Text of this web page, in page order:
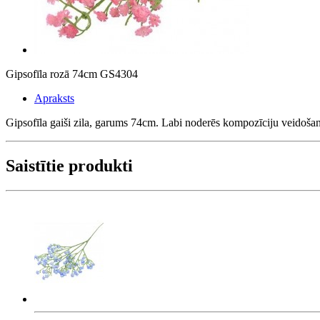
Gipsofīla rozā 74cm GS4304
Apraksts
Gipsofīla gaiši zila, garums 74cm. Labi noderēs kompozīciju
Saistītie produkti